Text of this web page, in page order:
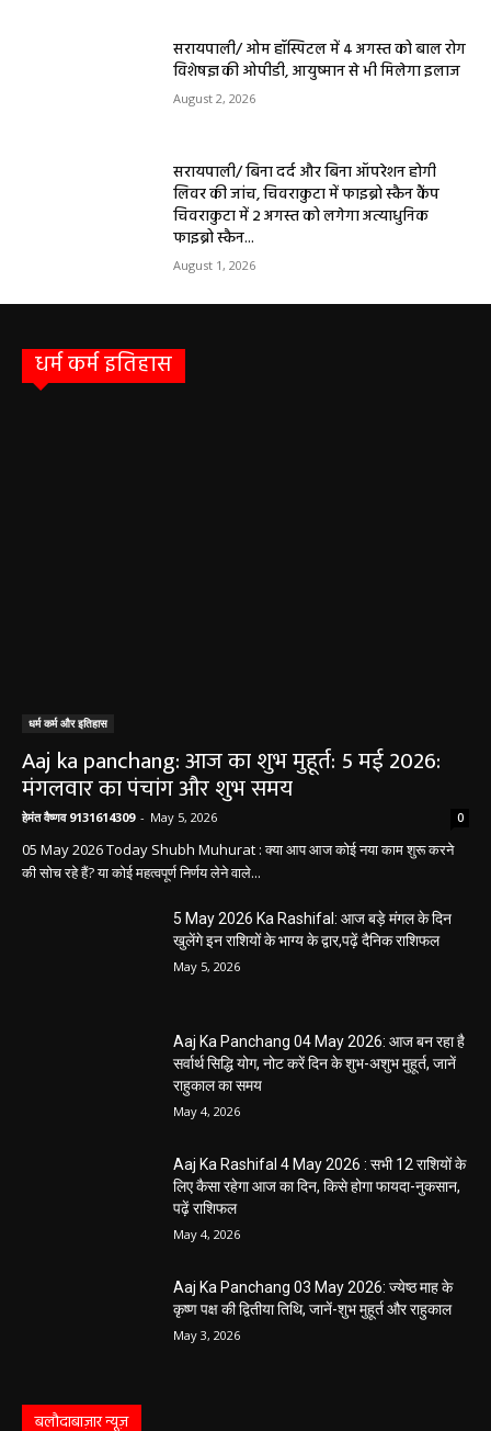
सरायपाली/ ओम हॉस्पिटल में 4 अगस्त को बाल रोग
विशेषज्ञ की ओपीडी, आयुष्मान से भी मिलेगा इलाज
August 2, 2026
सरायपाली/ बिना दर्द और बिना ऑपरेशन होगी
लिवर की जांच, चिवराकुटा में फाइब्रो स्कैन कैंप
चिवराकुटा में 2 अगस्त को लगेगा अत्याधुनिक
फाइब्रो स्कैन...
August 1, 2026
धर्म कर्म इतिहास
धर्म कर्म और इतिहास
Aaj ka panchang: आज का शुभ मुहूर्त: 5 मई 2026:
मंगलवार का पंचांग और शुभ समय
हेमंत वैष्णव 9131614309 - May 5, 2026 0
05 May 2026 Today Shubh Muhurat : क्या आप आज कोई नया काम शुरू करने
की सोच रहे हैं? या कोई महत्वपूर्ण निर्णय लेने वाले...
5 May 2026 Ka Rashifal: आज बड़े मंगल के दिन
खुलेंगे इन राशियों के भाग्य के द्वार,पढ़ें दैनिक राशिफल
May 5, 2026
Aaj Ka Panchang 04 May 2026: आज बन रहा है
सर्वार्थ सिद्धि योग, नोट करें दिन के शुभ-अशुभ मुहूर्त, जानें
राहुकाल का समय
May 4, 2026
Aaj Ka Rashifal 4 May 2026 : सभी 12 राशियों के
लिए कैसा रहेगा आज का दिन, किसे होगा फायदा-नुकसान,
पढ़ें राशिफल
May 4, 2026
Aaj Ka Panchang 03 May 2026: ज्येष्ठ माह के
कृष्ण पक्ष की द्वितीया तिथि, जानें-शुभ मुहूर्त और राहुकाल
May 3, 2026
बलौदाबाज़ार न्यूज़